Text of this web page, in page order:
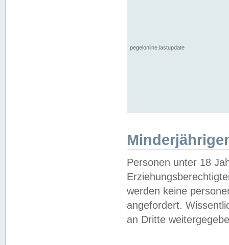
pegelonline.lastupdate
Personen unter 18
werden keine
angefordert.
an Dritte